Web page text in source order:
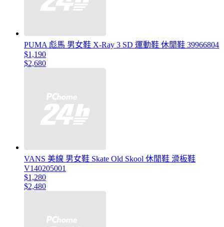
PUMA 彪馬 男女鞋 X-Ray 3 SD 運動鞋 休閒鞋 39966804
$1,190
$2,680
VANS 美線 男女鞋 Skate Old Skool 休閒鞋 滑板鞋
V140205001
$1,280
$2,480